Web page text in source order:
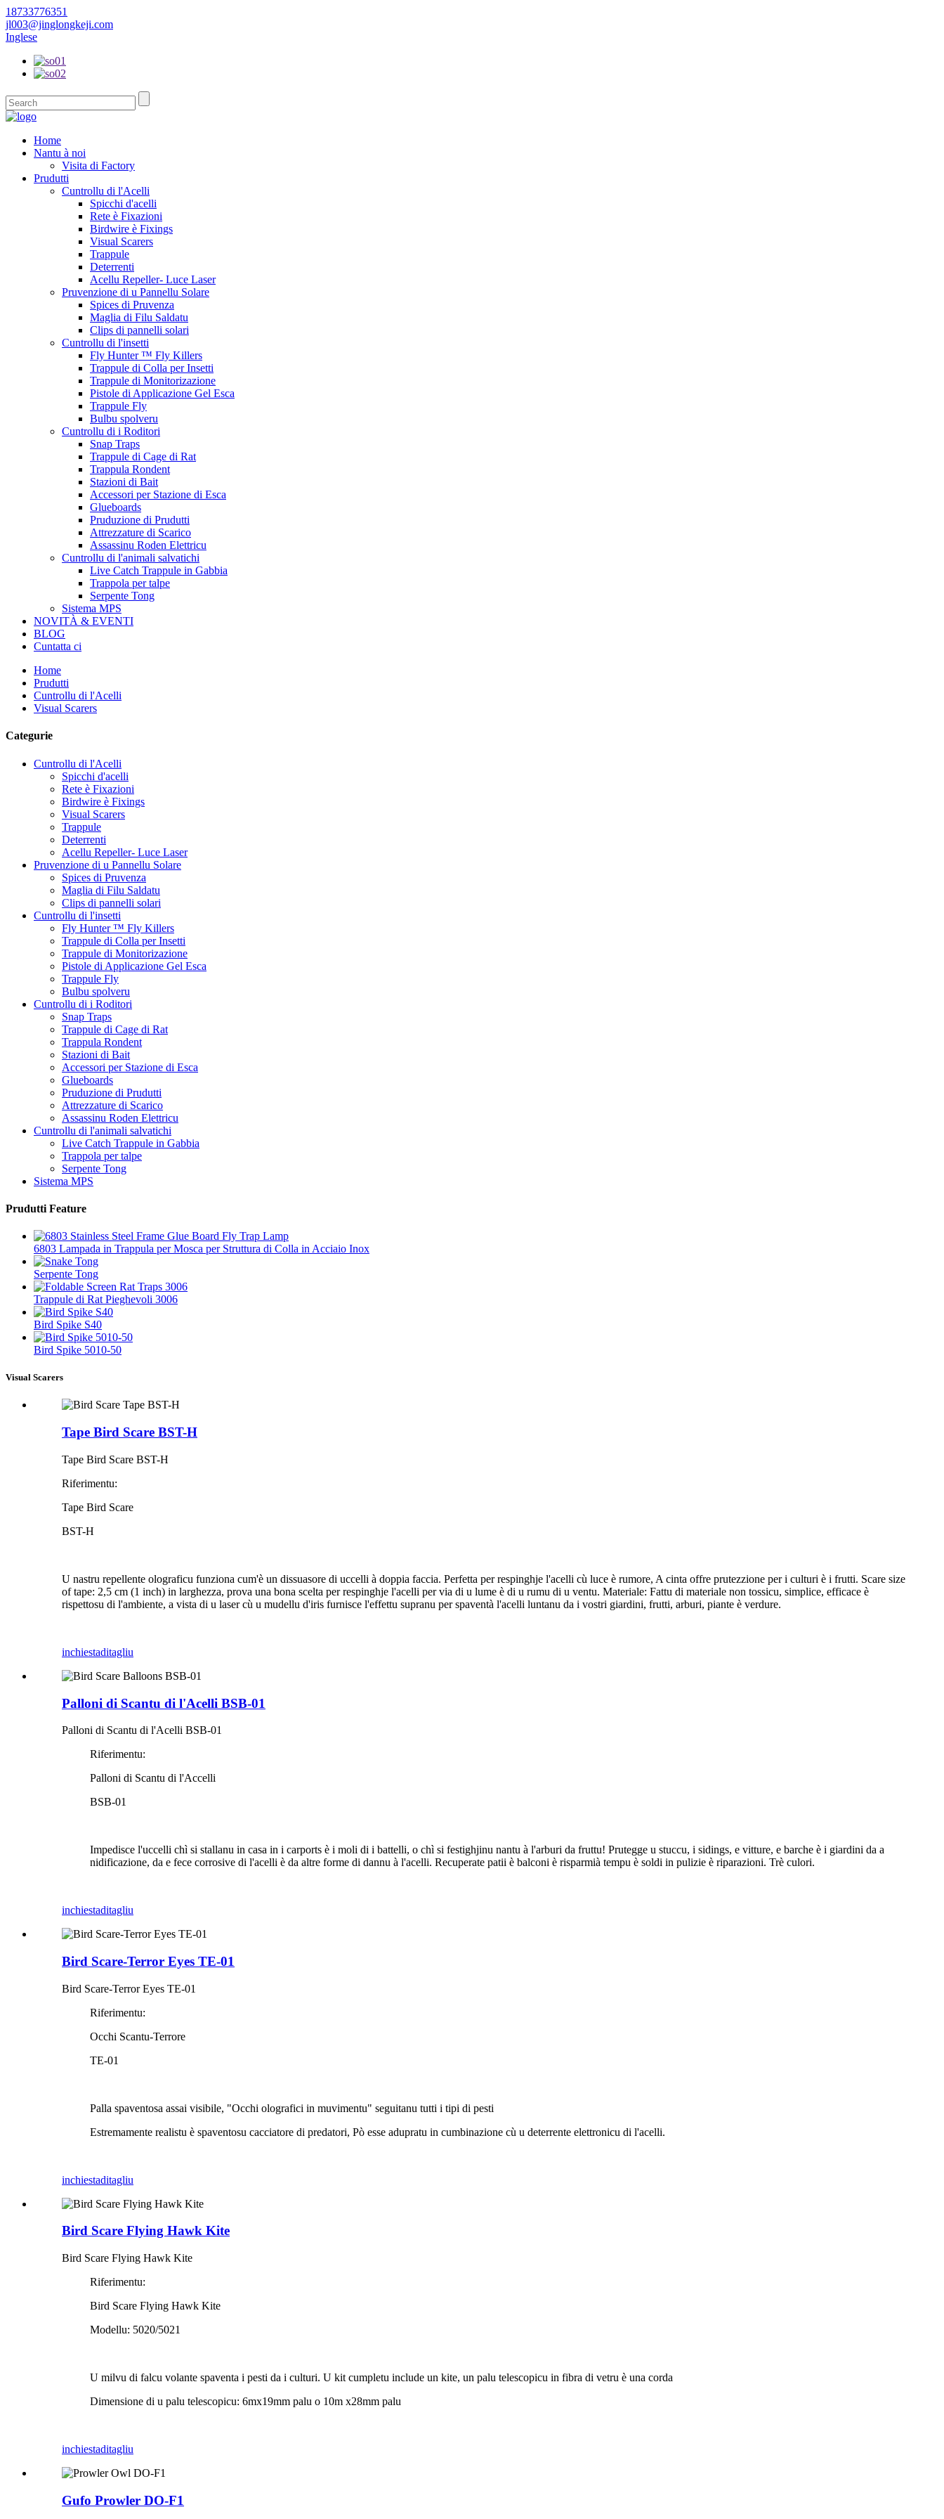
18733776351
jl003@jinglongkeji.com
Inglese
Home
Nantu à noi
Visita di Factory
Prudutti
Cuntrollu di l'Acelli
Spicchi d'acelli
Rete è Fixazioni
Birdwire è Fixings
Visual Scarers
Trappule
Deterrenti
Acellu Repeller- Luce Laser
Pruvenzione di u Pannellu Solare
Spices di Pruvenza
Maglia di Filu Saldatu
Clips di pannelli solari
Cuntrollu di l'insetti
Fly Hunter ™ Fly Killers
Trappule di Colla per Insetti
Trappule di Monitorizazione
Pistole di Applicazione Gel Esca
Trappule Fly
Bulbu spolveru
Cuntrollu di i Roditori
Snap Traps
Trappule di Cage di Rat
Trappula Rondent
Stazioni di Bait
Accessori per Stazione di Esca
Glueboards
Pruduzione di Prudutti
Attrezzature di Scarico
Assassinu Roden Elettricu
Cuntrollu di l'animali salvatichi
Live Catch Trappule in Gabbia
Trappola per talpe
Serpente Tong
Sistema MPS
NOVITÀ & EVENTI
BLOG
Cuntatta ci
Home
Prudutti
Cuntrollu di l'Acelli
Visual Scarers
Categurie
Cuntrollu di l'Acelli
Spicchi d'acelli
Rete è Fixazioni
Birdwire è Fixings
Visual Scarers
Trappule
Deterrenti
Acellu Repeller- Luce Laser
Pruvenzione di u Pannellu Solare
Spices di Pruvenza
Maglia di Filu Saldatu
Clips di pannelli solari
Cuntrollu di l'insetti
Fly Hunter ™ Fly Killers
Trappule di Colla per Insetti
Trappule di Monitorizazione
Pistole di Applicazione Gel Esca
Trappule Fly
Bulbu spolveru
Cuntrollu di i Roditori
Snap Traps
Trappule di Cage di Rat
Trappula Rondent
Stazioni di Bait
Accessori per Stazione di Esca
Glueboards
Pruduzione di Prudutti
Attrezzature di Scarico
Assassinu Roden Elettricu
Cuntrollu di l'animali salvatichi
Live Catch Trappule in Gabbia
Trappola per talpe
Serpente Tong
Sistema MPS
Prudutti Feature
6803 Lampada in Trappula per Mosca per Struttura di Colla in Acciaio Inox
Serpente Tong
Trappule di Rat Pieghevoli 3006
Bird Spike S40
Bird Spike 5010-50
Visual Scarers
Tape Bird Scare BST-H
Tape Bird Scare BST-H
Riferimentu:
Tape Bird Scare
BST-H
U nastru repellente olograficu funziona cum'è un dissuasore di uccelli à doppia faccia. Perfetta per respinghje l'acelli cù luce è rumore, A cinta offre prutezzione per i culturi è i frutti. Scare size
of tape: 2,5 cm (1 inch) in larghezza, prova una bona scelta per respinghje l'acelli per via di u lume è di u rumu di u ventu. Materiale: Fattu di materiale non tossicu, simplice, efficace è
rispettosu di l'ambiente, a vista di u laser cù u mudellu d'iris furnisce l'effettu supranu per spaventà l'acelli luntanu da i vostri giardini, frutti, arburi, piante è verdure.
inchiestaditagliu
Palloni di Scantu di l'Acelli BSB-01
Palloni di Scantu di l'Acelli BSB-01
Riferimentu:
Palloni di Scantu di l'Accelli
BSB-01
Impedisce l'uccelli chì si stallanu in casa in i carports è i moli di i battelli, o chì si festighjinu nantu à l'arburi da fruttu! Prutegge u stuccu, i sidings, e vitture, e barche è i giardini da a
nidificazione, da e fece corrosive di l'acelli è da altre forme di dannu à l'acelli. Recuperate patii è balconi è risparmià tempu è soldi in pulizie è riparazioni. Trè culori.
inchiestaditagliu
Bird Scare-Terror Eyes TE-01
Bird Scare-Terror Eyes TE-01
Riferimentu:
Occhi Scantu-Terrore
TE-01
Palla spaventosa assai visibile, "Occhi olografici in muvimentu" seguitanu tutti i tipi di pesti
Estremamente realistu è spaventosu cacciatore di predatori, Pò esse adupratu in cumbinazione cù u deterrente elettronicu di l'acelli.
inchiestaditagliu
Bird Scare Flying Hawk Kite
Bird Scare Flying Hawk Kite
Riferimentu:
Bird Scare Flying Hawk Kite
Modellu: 5020/5021
U milvu di falcu volante spaventa i pesti da i culturi. U kit cumpletu include un kite, un palu telescopicu in fibra di vetru è una corda
Dimensione di u palu telescopicu: 6mx19mm palu o 10m x28mm palu
inchiestaditagliu
Gufo Prowler DO-F1